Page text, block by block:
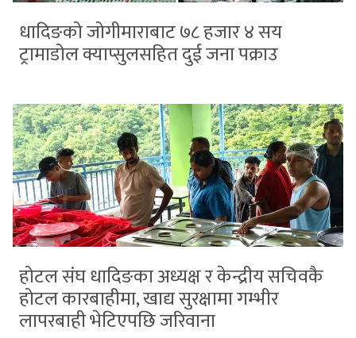
धादिङको जोगीमाराबाट ७८ हजार ४ सय
ट्रामाडोल क्याप्सुलसहित दुई जना पक्राउ
होटल संघ धादिङका अध्यक्ष र केन्द्रीय सचिवकै
होटल कारबाहीमा, खाद्य सुरक्षामा गम्भीर
लापरबाही भेटिएपछि जरिवाना